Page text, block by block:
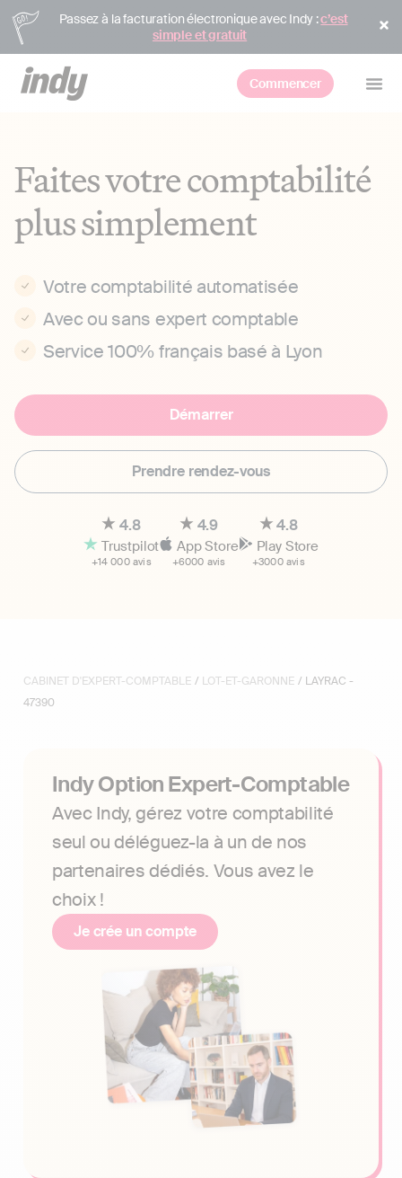
Passez à la facturation électronique avec Indy :c’est
simple et gratuit
Commencer
Faites votre comptabilité
plus simplement
Votre comptabilité automatisée
Avec ou sans expert comptable
Service 100% français basé à Lyon
Démarrer
Prendre rendez-vous
4.8
Trustpilot
+14 000 avis
4.9
App Store
+6000 avis
4.8
Play Store
+3000 avis
CABINET D'EXPERT-COMPTABLE / LOT-ET-GARONNE / LAYRAC -
47390
Indy Option Expert-Comptable
Avec Indy, gérez votre comptabilité
seul ou déléguez-la à un de nos
partenaires dédiés. Vous avez le
choix !
Je crée un compte